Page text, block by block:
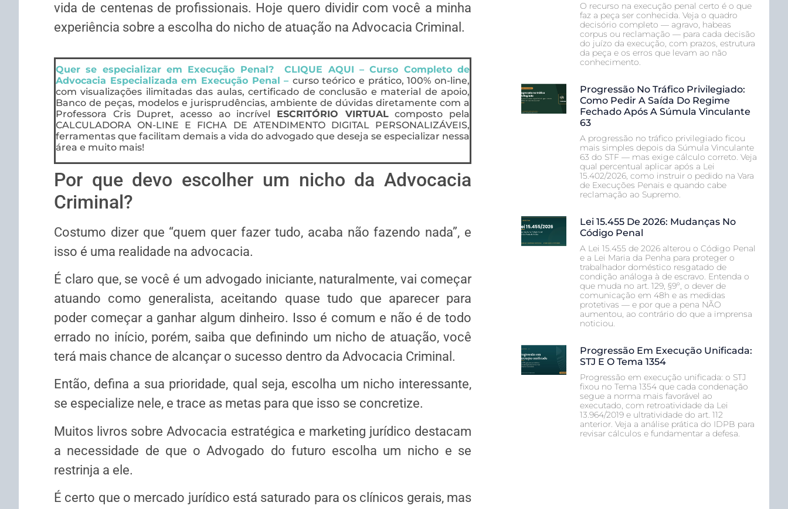
vida de centenas de profissionais. Hoje quero dividir com você a minha
experiência sobre a escolha do nicho de atuação na Advocacia Criminal.
Quer se especializar em Execução Penal? CLIQUE AQUI – Curso Completo de
Advocacia Especializada em Execução Penal – curso teórico e prático, 100% on-line,
com visualizações ilimitadas das aulas, certificado de conclusão e material de apoio,
Banco de peças, modelos e jurisprudências, ambiente de dúvidas diretamente com a
Professora Cris Dupret, acesso ao incrível ESCRITÓRIO VIRTUALcomposto pela
CALCULADORA ON-LINE E FICHA DE ATENDIMENTO DIGITAL PERSONALIZÁVEIS,
ferramentas que facilitam demais a vida do advogado que deseja se especializar nessa
área e muito mais!
Por que devo escolher um nicho da Advocacia
Criminal?
Costumo dizer que “quem quer fazer tudo, acaba não fazendo nada”, e
isso é uma realidade na advocacia.
É claro que, se você é um advogado iniciante, naturalmente, vai começar
atuando como generalista, aceitando quase tudo que aparecer para
poder começar a ganhar algum dinheiro. Isso é comum e não é de todo
errado no início, porém, saiba que definindo um nicho de atuação, você
terá mais chance de alcançar o sucesso dentro da Advocacia Criminal.
Então, defina a sua prioridade, qual seja, escolha um nicho interessante,
se especialize nele, e trace as metas para que isso se concretize.
Muitos livros sobre Advocacia estratégica e marketing jurídico destacam
a necessidade de que o Advogado do futuro escolha um nicho e se
restrinja a ele.
É certo que o mercado jurídico está saturado para os clínicos gerais, mas
O recurso na execução penal certo é o que
faz a peça ser conhecida. Veja o quadro
decisório completo — agravo, habeas
corpus ou reclamação — para cada decisão
do juízo da execução, com prazos, estrutura
da peça e os erros que levam ao não
conhecimento.
Progressão No Tráfico Privilegiado:
Como Pedir A Saída Do Regime
Fechado Após A Súmula Vinculante
63
A progressão no tráfico privilegiado ficou
mais simples depois da Súmula Vinculante
63 do STF — mas exige cálculo correto. Veja
qual percentual aplicar após a Lei
15.402/2026, como instruir o pedido na Vara
de Execuções Penais e quando cabe
reclamação ao Supremo.
Lei 15.455 De 2026: Mudanças No
Código Penal
A Lei 15.455 de 2026 alterou o Código Penal
e a Lei Maria da Penha para proteger o
trabalhador doméstico resgatado de
condição análoga à de escravo. Entenda o
que muda no art. 129, §9º, o dever de
comunicação em 48h e as medidas
protetivas — e por que a pena NÃO
aumentou, ao contrário do que a imprensa
noticiou.
Progressão Em Execução Unificada:
STJ E O Tema 1354
Progressão em execução unificada: o STJ
fixou no Tema 1354 que cada condenação
segue a norma mais favorável ao
executado, com retroatividade da Lei
13.964/2019 e ultratividade do art. 112
anterior. Veja a análise prática do IDPB para
revisar cálculos e fundamentar a defesa.